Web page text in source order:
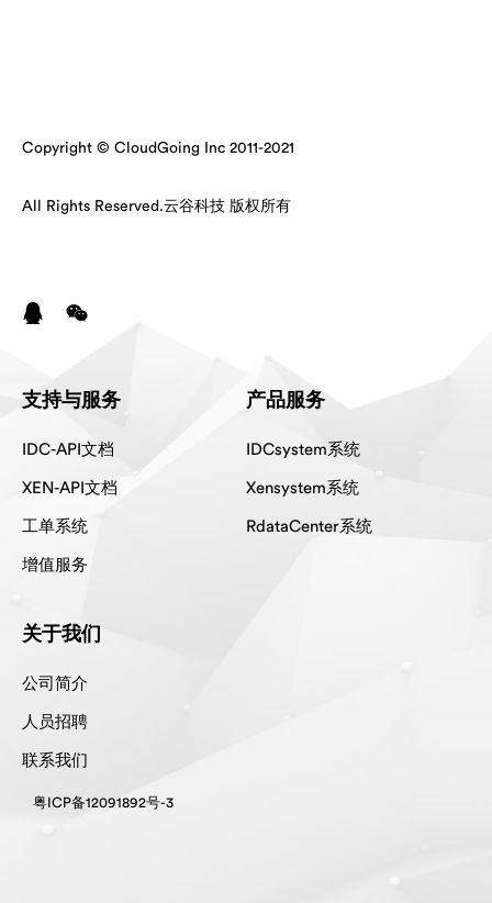
Copyright © CloudGoing Inc 2011-2021
All Rights Reserved.云谷科技 版权所有
支持与服务
IDC-API文档
XEN-API文档
工单系统
增值服务
产品服务
IDCsystem系统
Xensystem系统
RdataCenter系统
关于我们
公司简介
人员招聘
联系我们
粤ICP备12091892号-3